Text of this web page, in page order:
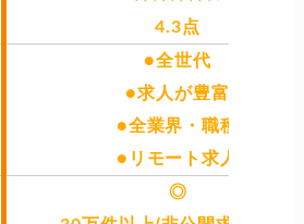
4.3点
●全世代
●求人が豊富
●全業界・職種
●リモート求人
◎